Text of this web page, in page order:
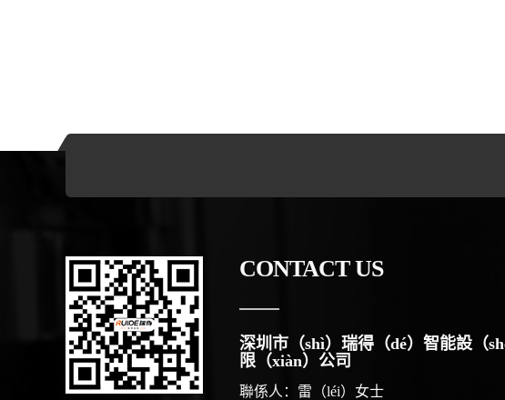
CONTACT US
深圳市（shì）瑞得（dé）智能設（
限（xiàn）公司
聯係人：雷（léi）女士